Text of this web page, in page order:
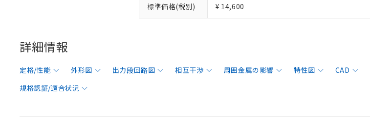
標準価格(税別) ¥ 14,600
詳細情報
定格/性能 外形図 出力段回路図 相互干渉 周囲金属の影響 特性図 CAD
規格認証/適合状況